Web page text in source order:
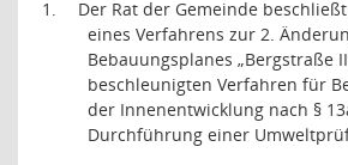
1.
Der Rat der Gemeinde
eines Verfahrens zur 2.
Bebauungsplanes „Bergstraße
beschleunigten Verfahren für
der Innenentwicklung nach §
Durchführung einer